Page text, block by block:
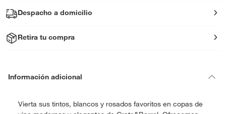
Despacho a domicilio
Retira tu compra
Información adicional
Vierta sus tintos, blancos y rosados favoritos en copas de